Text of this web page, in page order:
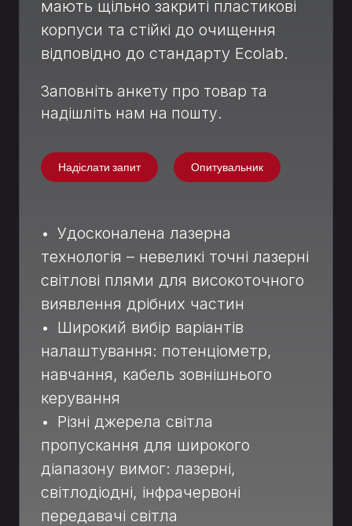
мають щільно закриті пластикові
корпуси та стійкі до очищення
відповідно до стандарту Ecolab.
Заповніть анкету про товар та
надішліть нам на пошту.
Надіслати запит Опитувальник
• Удосконалена лазерна
технологія – невеликі точні лазерні
світлові плями для високоточного
виявлення дрібних частин
• Широкий вибір варіантів
налаштування: потенціометр,
навчання, кабель зовнішнього
керування
• Різні джерела світла
пропускання для широкого
діапазону вимог: лазерні,
світлодіодні, інфрачервоні
передавачі світла